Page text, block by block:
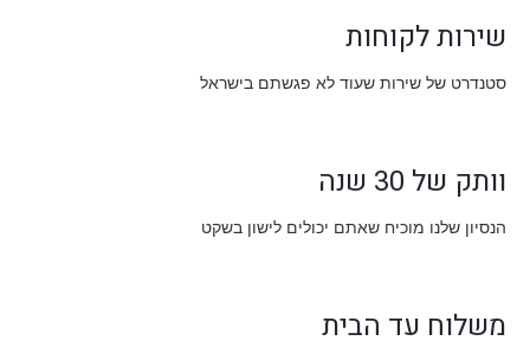
שירות לקוחות
סטנדרט של שירות שעוד לא פגשתם בישראל
וותק של 30 שנה
הנסיון שלנו מוכיח שאתם יכולים לישון בשקט
משלוח עד הבית